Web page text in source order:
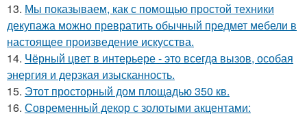
13. Мы показываем, как с помощью простой техники
декупажа можно превратить обычный предмет мебели в
настоящее произведение искусства.
14. Чёрный цвет в интерьере - это всегда вызов, особая
энергия и дерзкая изысканность.
15. Этот просторный дом площадью 350 кв.
16. Современный декор с золотыми акцентами: